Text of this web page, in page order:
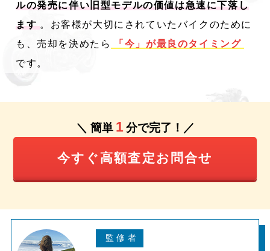
ルの発売に伴い旧型モデルの価値は急速に下落し
ます 。お客様が大切にされていたバイクのために
も、売却を決めたら
「今」が最良のタイミング
です。
＼ 簡単 1 分で完了！／
今すぐ高額査定お問合せ